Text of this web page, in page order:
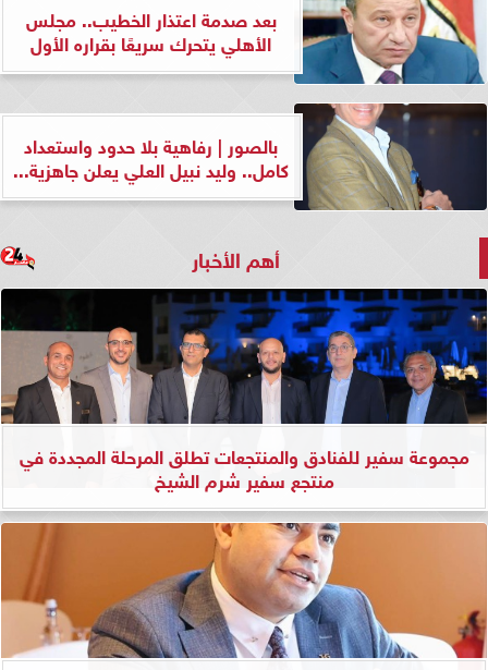
بعد صدمة اعتذار الخطيب.. مجلس
الأهلي يتحرك سريعًا بقراره الأول
بالصور | رفاهية بلا حدود واستعداد
كامل.. وليد نبيل العلي يعلن جاهزية...
أهم الأخبار
مجموعة سفير للفنادق والمنتجعات تطلق المرحلة المجددة في
منتجع سفير شرم الشيخ